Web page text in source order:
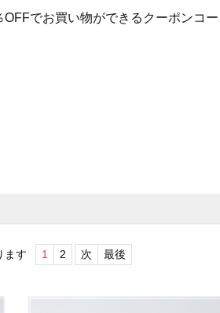
でお買い物ができるクーポンコ
ます 1 2 次 最後